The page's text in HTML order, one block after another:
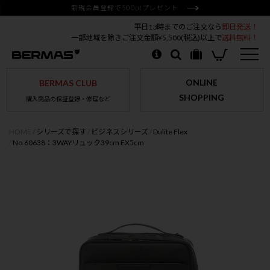
新規会員登録で500ptプレゼント
平日13時までのご注文なら 即日発送！
一部地域を除きご注文金額¥5,500(税込)以上で送料無料！
BERMAS CLUB
購入商品の保証登録・修理など
ONLINE
SHOPPING
シリーズで探す ビジネスシリーズ
Dulite Flex
No.60638：3WAYリュック39cm EX5cm